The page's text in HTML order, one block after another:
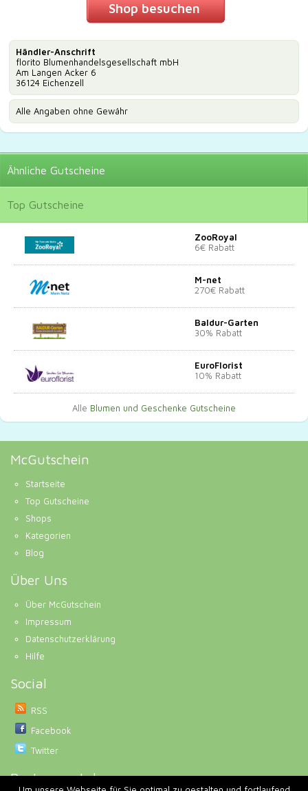
Shop besuchen
Händler-Anschrift
florito Blumenhandelsgesellschaft mbH
Am Langen Acker 6
36124 Eichenzell
Alle Angaben ohne Gewähr
Ähnliche Gutscheine
Top Gutscheine
ZooRoyal
6€ Rabatt
M-net
270€ Rabatt
Baldur-Garten
30% Rabatt
EuroFlorist
10% Rabatt
Alle Blumen und Geschenke Gutscheine
McGutschein
Startseite
Top Gutscheine
Shops
Kategorien
Blog
Über Uns
Über McGutschein
Impressum
Datenschutzerklärung
Hilfe
Social
RSS
Facebook
Twitter
Partnerportale